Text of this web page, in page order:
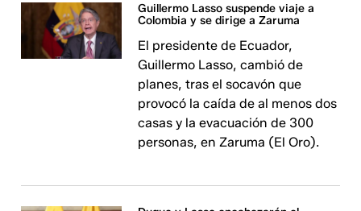
Guillermo Lasso suspende viaje a
Colombia y se dirige a Zaruma
El presidente de Ecuador,
Guillermo Lasso, cambió de
planes, tras el socavón que
provocó la caída de al menos dos
casas y la evacuación de 300
personas, en Zaruma (El Oro).